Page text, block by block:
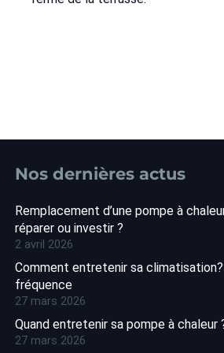
Nos dernières actus
Remplacement d’une pompe à
réparer ou investir ?
2 avril 2026
Comment entretenir sa
fréquence
27 mars 2026
Quand entretenir sa pompe à chaleur
27 mars 2026